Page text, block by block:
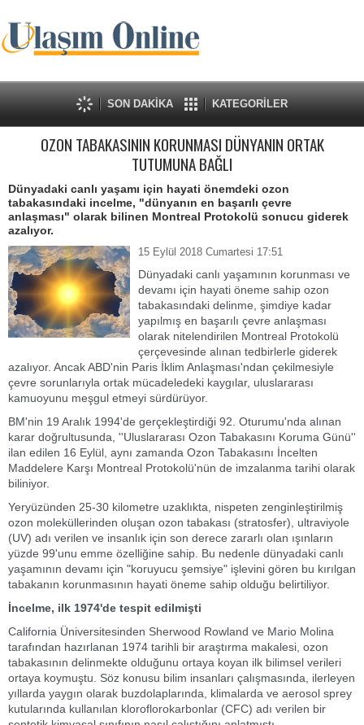
SON DAKİKA KATEGORİLER
OZON TABAKASININ KORUNMASI DÜNYANIN ORTAK
TUTUMUNA BAĞLI
Dünyadaki canlı yaşamı için hayati önemdeki ozon
tabakasındaki incelme, "dünyanın en başarılı çevre
anlaşması" olarak bilinen Montreal Protokolü sonucu giderek
azalıyor.
15 Eylül 2018 Cumartesi 17:51
Dünyadaki canlı yaşamının korunması ve
devamı için hayati öneme sahip ozon
tabakasındaki delinme, şimdiye kadar
yapılmış en başarılı çevre anlaşması
olarak nitelendirilen Montreal Protokolü
çerçevesinde alınan tedbirlerle giderek
azalıyor. Ancak ABD'nin Paris İklim Anlaşması'ndan çekilmesiyle
çevre sorunlarıyla ortak mücadeledeki kaygılar, uluslararası
kamuoyunu meşgul etmeyi sürdürüyor.
BM'nin 19 Aralık 1994'de gerçekleştirdiği 92. Oturumu'nda alınan
karar doğrultusunda, ''Uluslararası Ozon Tabakasını Koruma Günü''
ilan edilen 16 Eylül, aynı zamanda Ozon Tabakasını İncelten
Maddelere Karşı Montreal Protokolü'nün de imzalanma tarihi olarak
biliniyor.
Yeryüzünden 25-30 kilometre uzaklıkta, nispeten zenginleştirilmiş
ozon moleküllerinden oluşan ozon tabakası (stratosfer), ultraviyole
(UV) adı verilen ve insanlık için son derece zararlı olan ışınların
yüzde 99'unu emme özelliğine sahip. Bu nedenle dünyadaki canlı
yaşamının devamı için "koruyucu şemsiye" işlevini gören bu kırılgan
tabakanın korunmasının hayati öneme sahip olduğu belirtiliyor.
İncelme, ilk 1974'de tespit edilmişti
California Üniversitesinden Sherwood Rowland ve Mario Molina
tarafından hazırlanan 1974 tarihli bir araştırma makalesi, ozon
tabakasının delinmekte olduğunu ortaya koyan ilk bilimsel verileri
ortaya koymuştu. Söz konusu bilim insanları çalışmasında, ilerleyen
yıllarda yaygın olarak buzdolaplarında, klimalarda ve aerosol sprey
kutularında kullanılan kloroflorokarbonlar (CFC) adı verilen bir